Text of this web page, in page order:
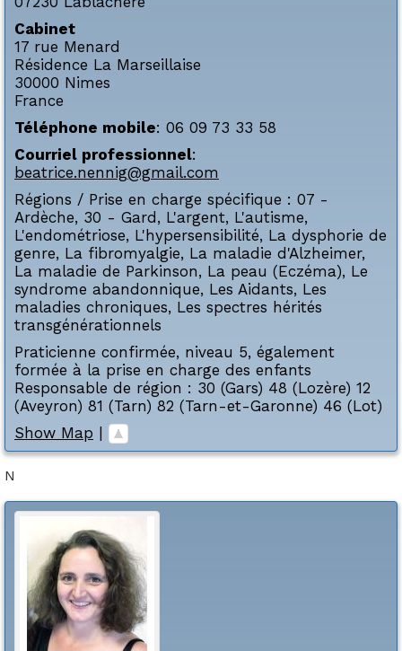
Cabinet
17 rue Menard
Résidence La Marseillaise
30000 Nimes
France
Téléphone mobile: 06 09 73 33 58
Courriel professionnel:
beatrice.nennig@gmail.com
Régions / Prise en charge spécifique : 07 -
Ardèche, 30 - Gard, L'argent, L'autisme,
L'endométriose, L'hypersensibilité, La dysphorie de
genre, La fibromyalgie, La maladie d'Alzheimer,
La maladie de Parkinson, La peau (Eczéma), Le
syndrome abandonnique, Les Aidants, Les
maladies chroniques, Les spectres hérités
transgénérationnels
Praticienne confirmée, niveau 5, également
formée à la prise en charge des enfants
Responsable de région : 30 (Gars) 48 (Lozère) 12
(Aveyron) 81 (Tarn) 82 (Tarn-et-Garonne) 46 (Lot)
Show Map |
N